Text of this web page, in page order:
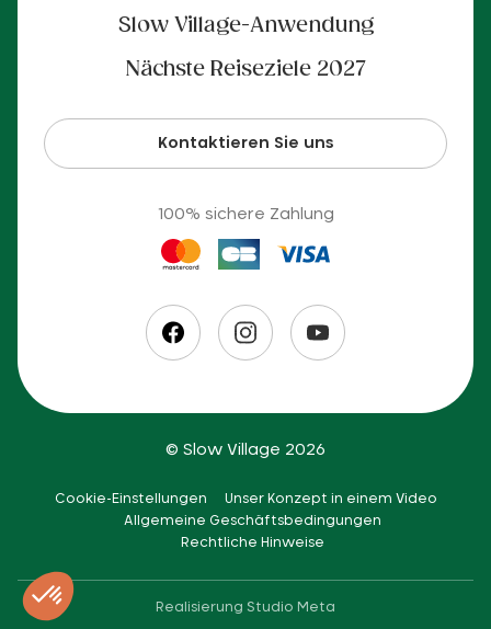
Slow Village-Anwendung
Nächste Reiseziele 2027
Kontaktieren Sie uns
100% sichere Zahlung
© Slow Village 2026
Cookie-Einstellungen
Unser Konzept in einem Video
Allgemeine Geschäftsbedingungen
Rechtliche Hinweise
Realisierung Studio Meta